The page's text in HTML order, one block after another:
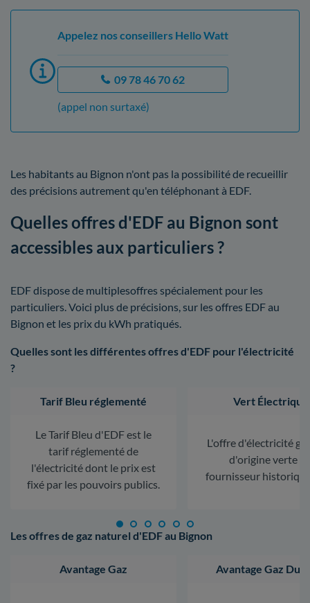
Appelez nos conseillers Hello Watt
09 78 46 70 62
(appel non surtaxé)
Les habitants au Bignon n'ont pas la possibilité de recueillir
des précisions autrement qu'en téléphonant à EDF.
Quelles offres d'EDF au Bignon sont
accessibles aux particuliers ?
EDF dispose de multiplesoffres spécialement pour les
particuliers. Voici plus de précisions, sur les offres EDF au
Bignon et les prix du kWh pratiqués.
Quelles sont les différentes offres d'EDF pour l'électricité
?
Tarif Bleu réglementé
Le Tarif Bleu d'EDF est le
tarif réglementé de
l'électricité dont le prix est
fixé par les pouvoirs publics.
Vert Électrique
L'offre d'électricité
d'origine verte
fournisseur
Les offres de gaz naturel d'EDF au Bignon
Avantage Gaz Avantage Gaz